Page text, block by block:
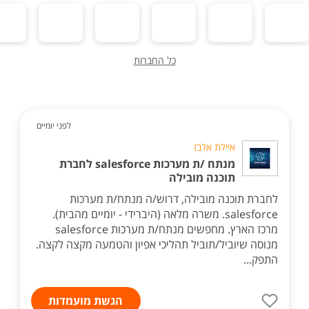
כל החברות
לפני יומיים
איילת אלבז
מנתח /ת מערכות salesforce לחברת
תוכנה מובילה
לחברת תוכנה מובילה, דרוש/ה מנתח/ת מערכות
salesforce. משרה מלאה (היברידי - יומיים מהבית).
מרכז הארץ. מחפשים מנתח/ת מערכות salesforce
מנוסה שיוביל/תוביל תהליכי אפיון והטמעה מקצה לקצה.
התפק...
הגשת מועמדות